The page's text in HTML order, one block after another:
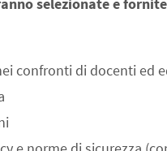
confronti di docenti ed